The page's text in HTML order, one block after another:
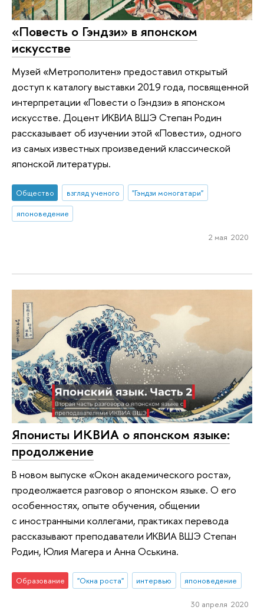
«Повесть о Гэндзи» в японском
искусстве
Музей «Метрополитен» предоставил открытый
доступ к каталогу выставки 2019 года, посвященной
интерпретации «Повести о Гэндзи» в японском
искусстве. Доцент ИКВИА ВШЭ Степан Родин
рассказывает об изучении этой «Повести», одного
из самых известных произведений классической
японской литературы.
Общество взгляд ученого
"Гэндзи моногатари"
японоведение
2 мая 2020
Японисты ИКВИА о японском языке:
продолжение
В новом выпуске «Окон академического роста»,
продеолжается разговор о японском языке. О его
особенностях, опыте обучения, общении
с иностранными коллегами, практиках перевода
рассказывают преподаватели ИКВИА ВШЭ Степан
Родин, Юлия Магера и Анна Оськина.
Образование "Окна роста" интервью японоведение
30 апреля 2020